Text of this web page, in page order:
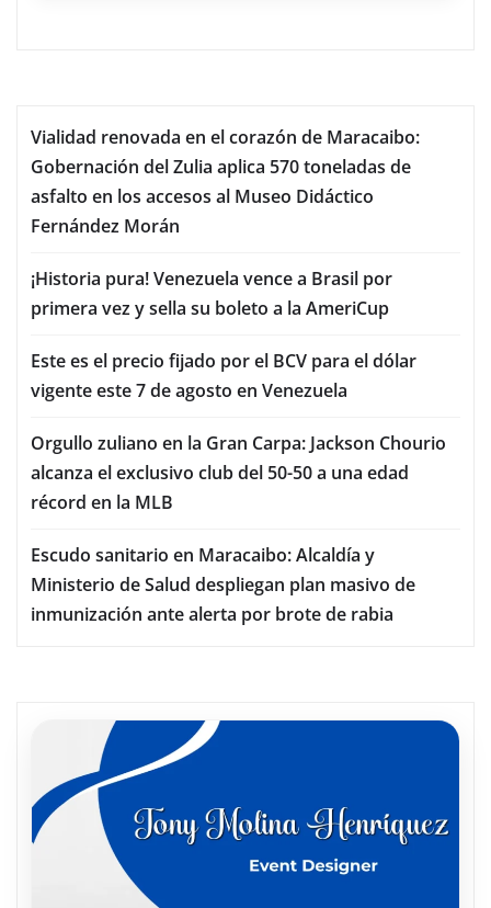
Vialidad renovada en el corazón de Maracaibo:
Gobernación del Zulia aplica 570 toneladas de
asfalto en los accesos al Museo Didáctico
Fernández Morán
¡Historia pura! Venezuela vence a Brasil por
primera vez y sella su boleto a la AmeriCup
Este es el precio fijado por el BCV para el dólar
vigente este 7 de agosto en Venezuela
Orgullo zuliano en la Gran Carpa: Jackson Chourio
alcanza el exclusivo club del 50-50 a una edad
récord en la MLB
Escudo sanitario en Maracaibo: Alcaldía y
Ministerio de Salud despliegan plan masivo de
inmunización ante alerta por brote de rabia